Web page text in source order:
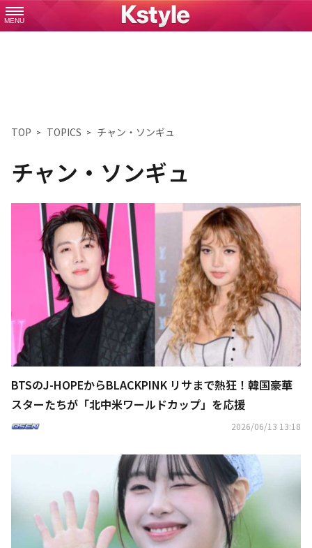
MENU
TOP TOPICS チャン・ソンギュ
チャン・ソンギュ
BTSのJ-HOPEからBLACKPINK リサまで熱狂！韓国豪華
スターたちが「北中米ワールドカップ」を応援
2026/06/13 13:18